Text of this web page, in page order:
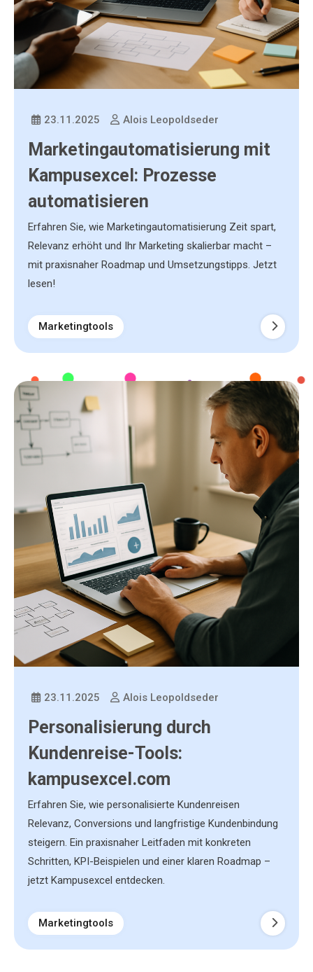
23.11.2025 Alois Leopoldseder
Marketingautomatisierung mit
Kampusexcel: Prozesse
automatisieren
Erfahren Sie, wie Marketingautomatisierung Zeit spart,
Relevanz erhöht und Ihr Marketing skalierbar macht –
mit praxisnaher Roadmap und Umsetzungstipps. Jetzt
lesen!
Marketingtools
23.11.2025 Alois Leopoldseder
Personalisierung durch
Kundenreise-Tools:
kampusexcel.com
Erfahren Sie, wie personalisierte Kundenreisen
Relevanz, Conversions und langfristige Kundenbindung
steigern. Ein praxisnaher Leitfaden mit konkreten
Schritten, KPI-Beispielen und einer klaren Roadmap –
jetzt Kampusexcel entdecken.
Marketingtools